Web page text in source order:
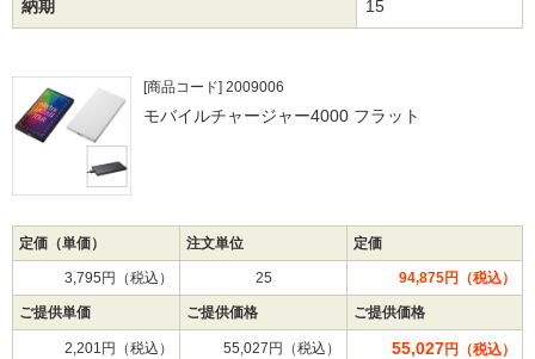
納期 15
[商品コード] 2009006
モバイルチャージャー4000 フラット
定価（単価） 注文単位 定価
3,795円（税込） 25 94,875円（税込）
ご提供単価 ご提供価格 ご提供価格
2,201円（税込） 55,027円（税込） 55,027円（税込）